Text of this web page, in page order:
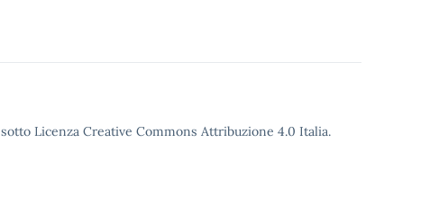
Licenza Creative Commons Attribuzione 4.0 Italia.